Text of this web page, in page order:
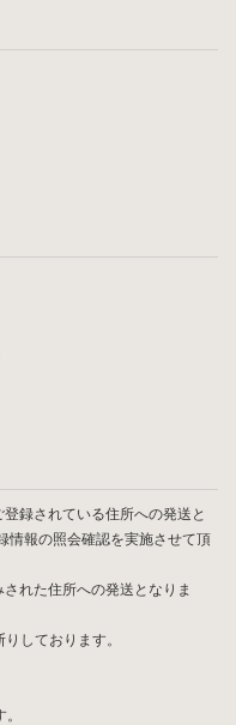
録されている住所への発送と
情報の照会確認を実施させて頂
れた住所への発送となりま
しております。